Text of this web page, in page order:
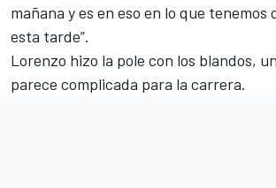
mañana y es en eso en lo que
esta tarde”.
Lorenzo hizo la pole con los blandos,
parece complicada para la carrera.